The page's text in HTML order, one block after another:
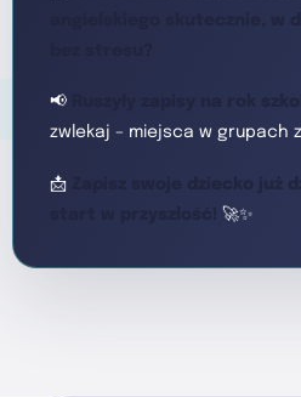
angielskiego skutecznie, w
📢 Ruszyły zapisy na rok
zwlekaj – miejsca w grupach
📩
Zapisz swoje dziecko już
🚀✨